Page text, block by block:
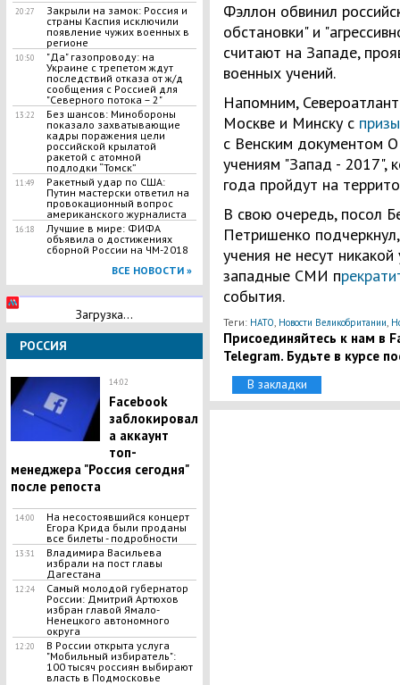
20:27
Закрыли на замок: Россия и
страны Каспия исключили
появление чужих военных в
регионе
10:50
"Да" газопроводу: на
Украине с трепетом ждут
последствий отказа от ж/д
сообщения с Россией для
"Северного потока – 2"
13:22
Без шансов: Минобороны
показало захватывающие
кадры поражения цели
российской крылатой
ракетой с атомной
подлодки “Томск”
11:49
Ракетный удар по США:
Путин мастерски ответил на
провокационный вопрос
американского журналиста
16:18
Лучшие в мире: ФИФА
объявила о достижениях
сборной России на ЧМ-2018
ВСЕ НОВОСТИ »
Загрузка...
РОССИЯ
14:02
Facebook
заблокировал
а аккаунт
топ-
менеджера "Россия сегодня"
после репоста
14:00
​На несостоявшийся концерт
Егора Крида были проданы
все билеты - подробности
13:31
Владимира Васильева
избрали на пост главы
Дагестана
12:24
Самый молодой губернатор
России: Дмитрий Артюхов
избран главой Ямало-
Ненецкого автономного
округа
12:20
​В России открыта услуга
"Мобильный избиратель":
100 тысяч россиян выбирают
власть в Подмосковье
Фэллон обвинил
обстановки" и
считают на Западе,
военных учений.
Напомним,
Москве и Минску с
с Венским документом
учениям "Запад - 2017",
года пройдут на
В свою очередь, посол
Петришенко
учения не несут
западные СМИ п
события.
Теги: НАТО, Новости Великобритании,
Присоединяйтесь к нам в
Telegram. Будьте в курсе
В закладки